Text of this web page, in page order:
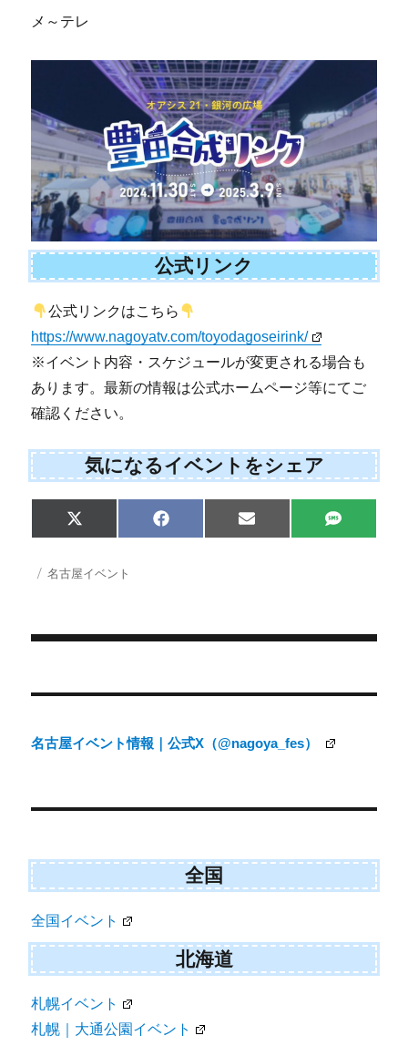
メ～テレ
公式リンク
公式リンクはこちら
https://www.nagoyatv.com/toyodagoseirink/
※イベント内容・スケジュールが変更される場合も
あります。最新の情報は公式ホームページ等にてご
確認ください。
気になるイベントをシェア
Share
on
X
(
w
i
r
Share
on
F
a
Share
on
E
m
Share
on
S
M
投 カ
名古屋イベント
稿
ビ
ー
ョ
ン
名古屋イベント情報｜公式X（@nagoya_fes）
全国
全国イベント
北海道
札幌イベント
札幌｜大通公園イベント